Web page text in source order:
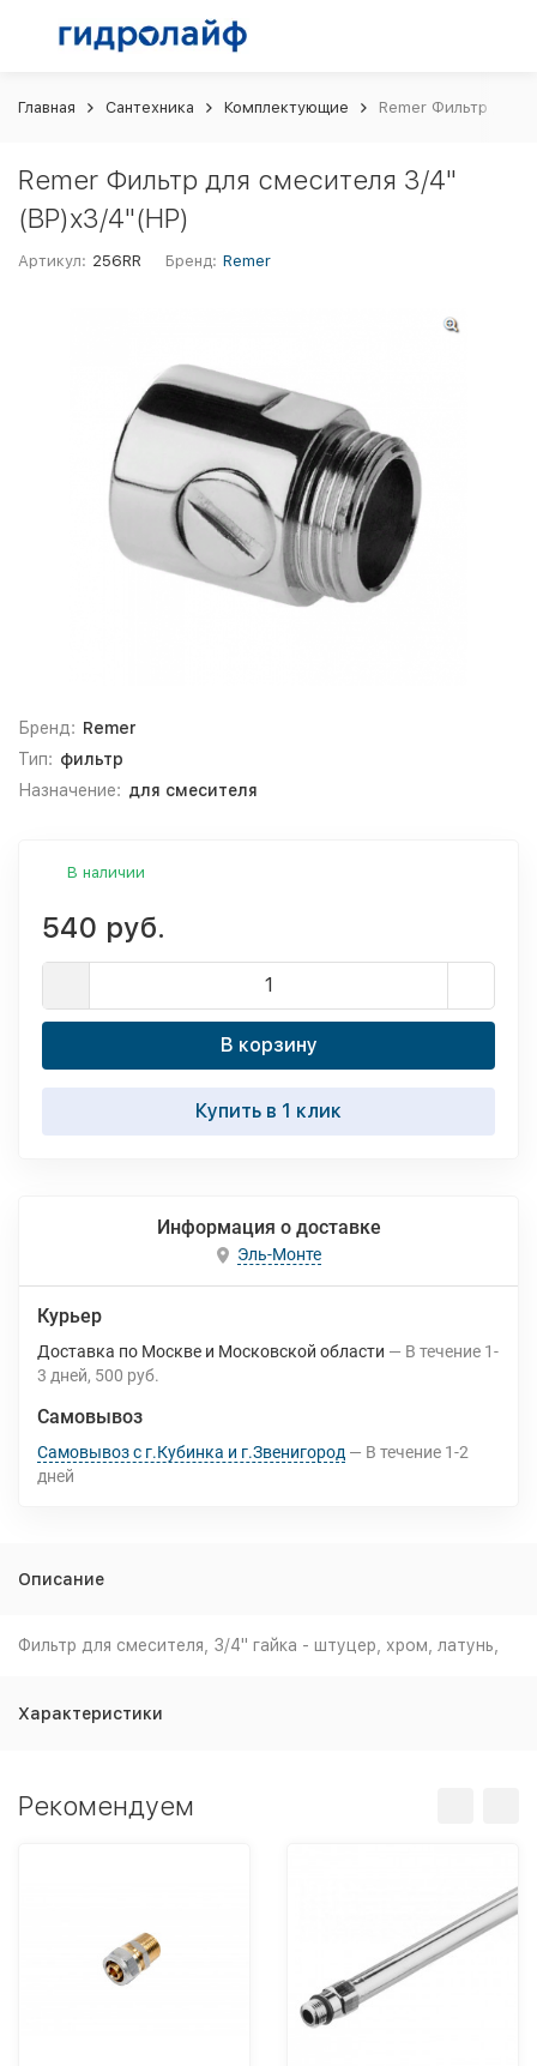
Главная Сантехника Комплектующие Remer Фильтр для
Remer Фильтр для смесителя 3/4"
(ВР)х3/4"(НР)
Артикул: 256RR Бренд: Remer
Бренд: Remer
Тип: фильтр
Назначение: для смесителя
В наличии
540 руб.
В корзину
Купить в 1 клик
Информация о доставке
Эль-Монте
Курьер
Доставка по Москве и Московской области В течение 1-
3 дней 500 руб.
Самовывоз
Самовывоз с г.Кубинка и г.Звенигород В течение 1-2
дней
Описание
Фильтр для смесителя, 3/4" гайка - штуцер, хром, латунь,
Характеристики
Рекомендуем